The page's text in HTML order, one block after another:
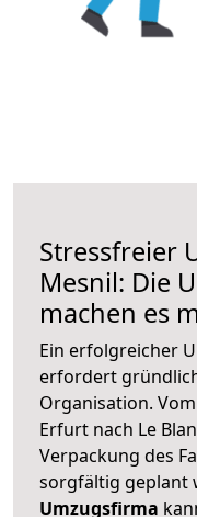
Stressfreier
Mesnil: Die
machen es
Ein erfolgreicher
erfordert
Organisation.
Erfurt nach Le
Verpackung des
sorgfältig geplant
Umzugsfirma